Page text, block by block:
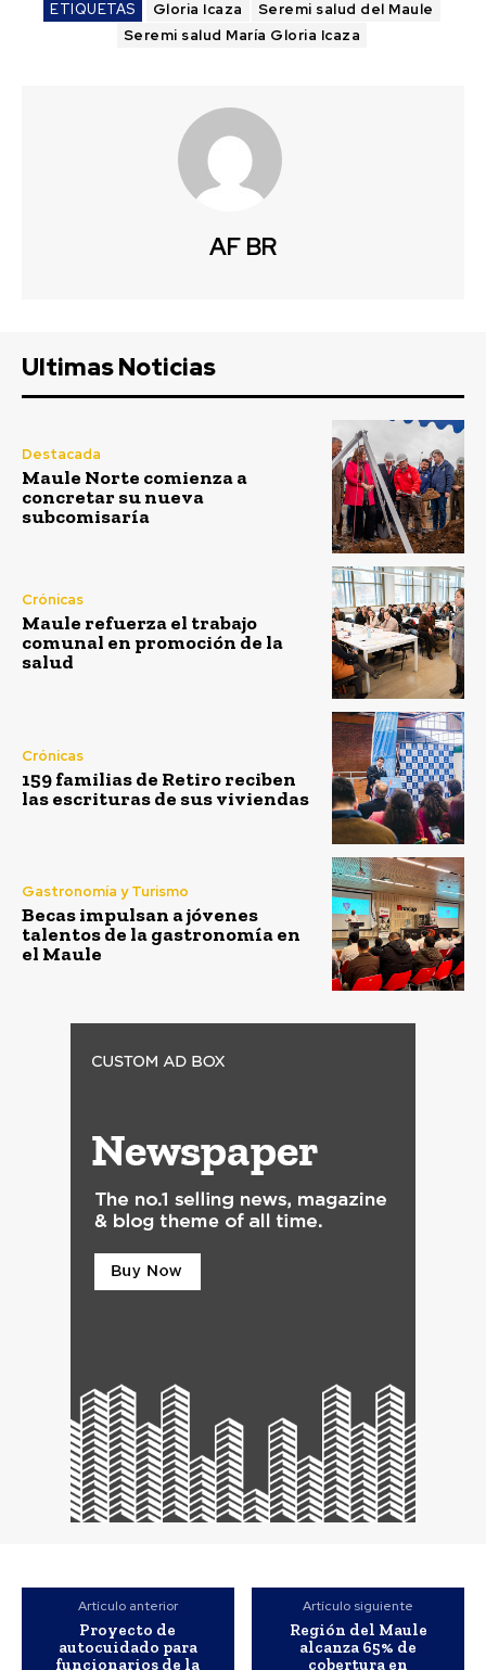
ETIQUETAS Gloria Icaza
Seremi salud del Maule
Seremi salud María Gloria Icaza
AF BR
Ultimas Noticias
Destacada
Maule Norte comienza a
concretar su nueva
subcomisaría
Crónicas
Maule refuerza el trabajo
comunal en promoción de la
salud
Crónicas
159 familias de Retiro reciben
las escrituras de sus viviendas
Gastronomía y Turismo
Becas impulsan a jóvenes
talentos de la gastronomía en
el Maule
Artículo anterior
Proyecto de
autocuidado para
funcionarios de la
Artículo siguiente
Región del Maule
alcanza 65% de
cobertura en